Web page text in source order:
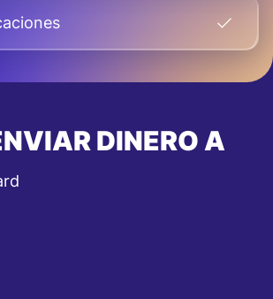
DINERO A